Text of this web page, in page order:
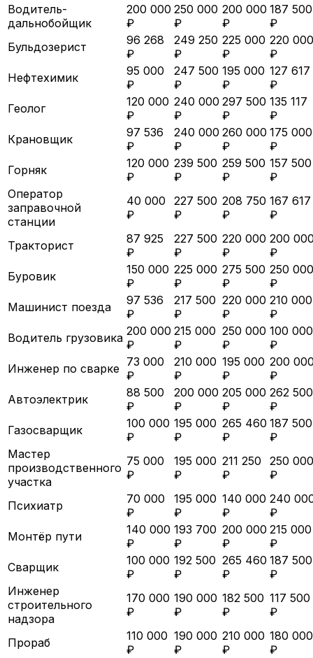
Водитель-
дальнобойщик
200 000
₽
250 000
₽
200 000
₽
187 500
₽
Бульдозерист
96 268
₽
249 250
₽
225 000
₽
220 000
₽
Нефтехимик
95 000
₽
247 500
₽
195 000
₽
127 617
₽
Геолог
120 000
₽
240 000
₽
297 500
₽
135 117
₽
Крановщик
97 536
₽
240 000
₽
260 000
₽
175 000
₽
Горняк
120 000
₽
239 500
₽
259 500
₽
157 500
₽
Оператор
заправочной
станции
40 000
₽
227 500
₽
208 750
₽
167 617
₽
Тракторист
87 925
₽
227 500
₽
220 000
₽
200
₽
Буровик
150 000
₽
225 000
₽
275 500
₽
250 000
₽
Машинист поезда
97 536
₽
217 500
₽
220 000
₽
210 000
₽
Водитель грузовика 200 000
₽
215 000
₽
250 000
₽
100 000
₽
Инженер по сварке 73 000
₽
210 000
₽
195 000
₽
200
₽
Автоэлектрик
88 500
₽
200 000
₽
205 000
₽
262 500
₽
Газосварщик
100 000
₽
195 000
₽
265 460
₽
187 500
₽
Мастер
производственного
участка
75 000
₽
195 000
₽
211 250
₽
250 000
₽
Психиатр
70 000
₽
195 000
₽
140 000
₽
240
₽
Монтёр пути
140 000
₽
193 700
₽
200 000
₽
215 000
₽
Сварщик
100 000
₽
192 500
₽
265 460
₽
187 500
₽
Инженер
строительного
надзора
170 000
₽
190 000
₽
182 500
₽
117 500
₽
Прораб
110 000
₽
190 000
₽
210 000
₽
180 000
₽